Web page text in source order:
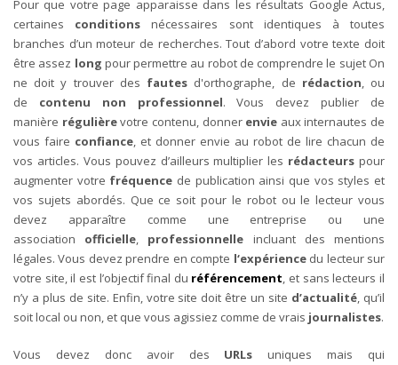
Pour que votre page apparaisse dans les résultats Google Actus,
certaines conditionsnécessaires sont identiques à toutes
branches d’un moteur de recherches. Tout d’abord votre texte doit
être assez long pour permettre au robot de comprendre le sujet On
ne doit y trouver des fautes d'orthographe, de rédaction, ou
de contenu non professionnel. Vous devez publier de
manière régulièrevotre contenu, donner envie aux internautes de
vous faire confiance, et donner envie au robot de lire chacun de
vos articles. Vous pouvez d’ailleurs multiplier les rédacteurs pour
augmenter votre fréquence de publication ainsi que vos styles et
vos sujets abordés. Que ce soit pour le robot ou le lecteur vous
devez apparaître comme une entreprise ou une
association officielle, professionnelle incluant des mentions
légales. Vous devez prendre en compte l‘expérience du lecteur sur
votre site, il est l’objectif final du référencement, et sans lecteurs il
n’y a plus de site. Enfin, votre site doit être un site d’actualité, qu’il
soit local ou non, et que vous agissiez comme de vrais journalistes.
Vous devez donc avoir des URLsuniques mais qui